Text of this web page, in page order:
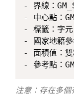
- 界線：
- 中心點：
- 標籤：字元
- 國家地籍參
- 面積值：雙
注意：存在多